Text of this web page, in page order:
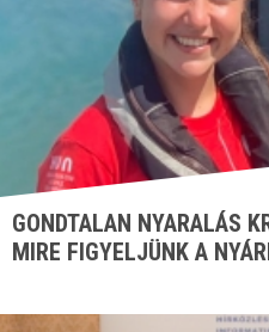
GONDTALAN NYARALÁS
MIRE FIGYELJÜNK A